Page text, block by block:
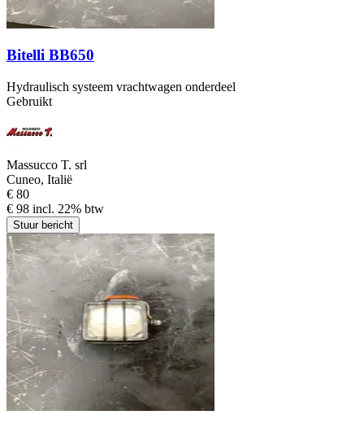
Bitelli BB650
Hydraulisch systeem vrachtwagen onderdeel
Gebruikt
Massucco T. srl
Cuneo, Italië
€ 80
€ 98 incl. 22% btw
Stuur bericht